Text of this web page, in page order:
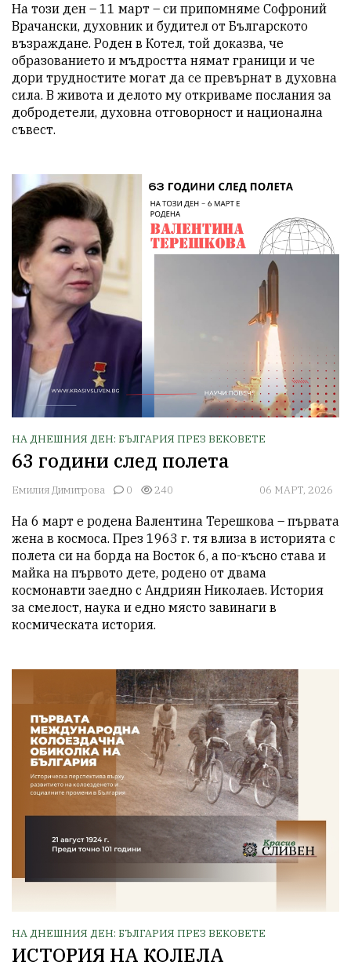
На този ден – 11 март – си припомняме Софроний
Врачански, духовник и будител от Българското
възраждане. Роден в Котел, той доказва, че
образованието и мъдростта нямат граници и че
дори трудностите могат да се превърнат в духовна
сила. В живота и делото му откриваме послания за
добродетели, духовна отговорност и национална
съвест.
НА ДНЕШНИЯ ДЕН: БЪЛГАРИЯ ПРЕЗ ВЕКОВЕТЕ
63 години след полета
Емилия Димитрова 0 240 06 МАРТ, 2026
На 6 март е родена Валентина Терешкова – първата
жена в космоса. През 1963 г. тя влиза в историята с
полета си на борда на Восток 6, а по-късно става и
майка на първото дете, родено от двама
космонавти заедно с Андриян Николаев. История
за смелост, наука и едно място завинаги в
космическата история.
НА ДНЕШНИЯ ДЕН: БЪЛГАРИЯ ПРЕЗ ВЕКОВЕТЕ
ИСТОРИЯ НА КОЛЕЛА